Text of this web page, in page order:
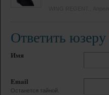
Ответить юзеру
Имя
Email
Останется тайной.